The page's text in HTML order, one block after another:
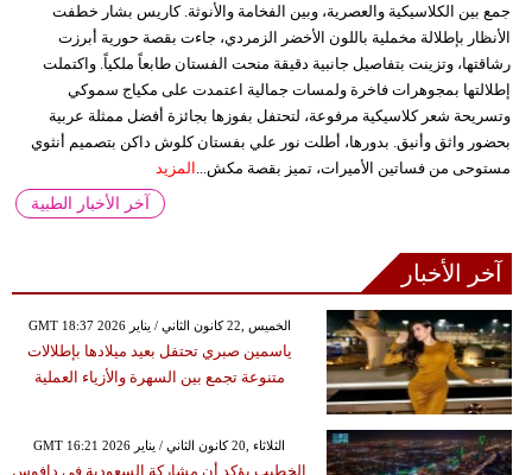
جمع بين الكلاسيكية والعصرية، وبين الفخامة والأنوثة. كاريس بشار خطفت
الأنظار بإطلالة مخملية باللون الأخضر الزمردي، جاءت بقصة حورية أبرزت
رشاقتها، وتزينت بتفاصيل جانبية دقيقة منحت الفستان طابعاً ملكياً. واكتملت
إطلالتها بمجوهرات فاخرة ولمسات جمالية اعتمدت على مكياج سموكي
وتسريحة شعر كلاسيكية مرفوعة، لتحتفل بفوزها بجائزة أفضل ممثلة عربية
بحضور واثق وأنيق. بدورها، أطلت نور علي بفستان كلوش داكن بتصميم أنثوي
مستوحى من فساتين الأميرات، تميز بقصة مكش... المزيد
آخر الأخبار الطبية
آخر الأخبار
GMT 18:37 2026 الخميس ,22 كانون الثاني / يناير
ياسمين صبري تحتفل بعيد ميلادها بإطلالات
متنوعة تجمع بين السهرة والأزياء العملية
GMT 16:21 2026 الثلاثاء ,20 كانون الثاني / يناير
الخطيب يؤكد أن مشاركة السعودية في دافوس